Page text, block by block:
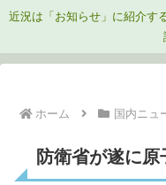
近況は「お知らせ」に紹介す
ホーム 国内ニュ
防衛省が遂に